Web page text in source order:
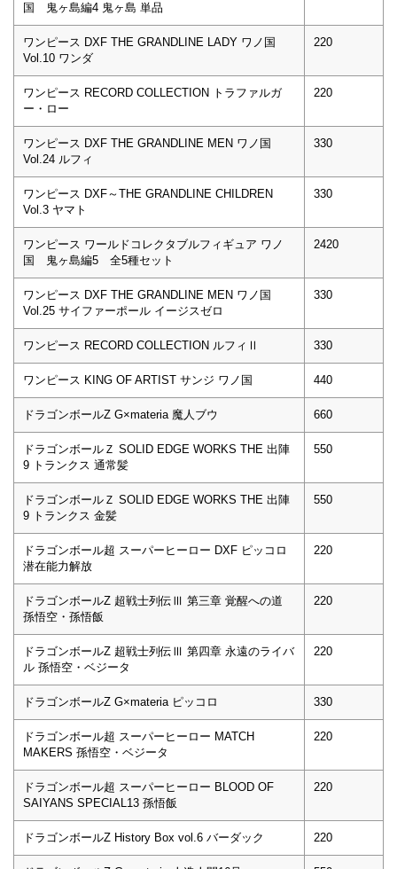
国 鬼ヶ島編4 鬼ヶ島 単品
ワンピース DXF THE GRANDLINE LADY ワノ国
Vol.10 ワンダ
220
ワンピース RECORD COLLECTION トラファルガ
ー・ロー
220
ワンピース DXF THE GRANDLINE MEN ワノ国
Vol.24 ルフィ
330
ワンピース DXF～THE GRANDLINE CHILDREN
Vol.3 ヤマト
330
ワンピース ワールドコレクタブルフィギュア ワノ
国 鬼ヶ島編5 全5種セット
2420
ワンピース DXF THE GRANDLINE MEN ワノ国
Vol.25 サイファーポール イージスゼロ
330
ワンピース RECORD COLLECTION ルフィⅡ 330
ワンピース KING OF ARTIST サンジ ワノ国 440
ドラゴンボールZ G×materia 魔人ブウ 660
ドラゴンボールＺ SOLID EDGE WORKS THE 出陣
9 トランクス 通常髪
550
ドラゴンボールＺ SOLID EDGE WORKS THE 出陣
9 トランクス 金髪
550
ドラゴンボール超 スーパーヒーロー DXF ピッコロ
潜在能力解放
220
ドラゴンボールZ 超戦士列伝Ⅲ 第三章 覚醒への道
孫悟空・孫悟飯
220
ドラゴンボールZ 超戦士列伝Ⅲ 第四章 永遠のライバ
ル 孫悟空・ベジータ
220
ドラゴンボールZ G×materia ピッコロ 330
ドラゴンボール超 スーパーヒーロー MATCH
MAKERS 孫悟空・ベジータ
220
ドラゴンボール超 スーパーヒーロー BLOOD OF
SAIYANS SPECIAL13 孫悟飯
220
ドラゴンボールZ History Box vol.6 バーダック 220